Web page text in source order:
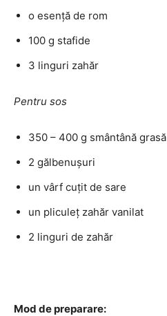
o esență de rom
100 g stafide
3 linguri zahăr
Pentru sos
350 – 400 g smântână grasă
2 gălbenușuri
un vârf cuțit de sare
un pliculeț zahăr vanilat
2 linguri de zahăr
Mod de preparare: